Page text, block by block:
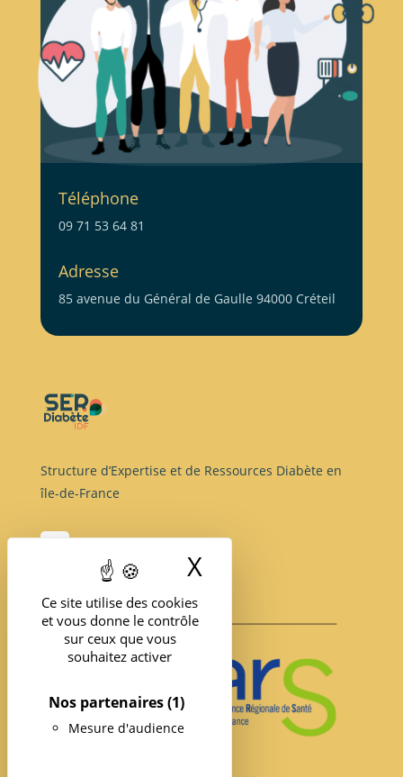
Ce site utilise des cookies
et vous donne le contrôle
sur ceux que vous
souhaitez activer
Nos partenaires(1)
Mesure d'audience
X
Téléphone
09 71 53 64 81
Adresse
85 avenue du Général de Gaulle 94000 Créteil
Structure d’Expertise et de Ressources Diabète en
île-de-France